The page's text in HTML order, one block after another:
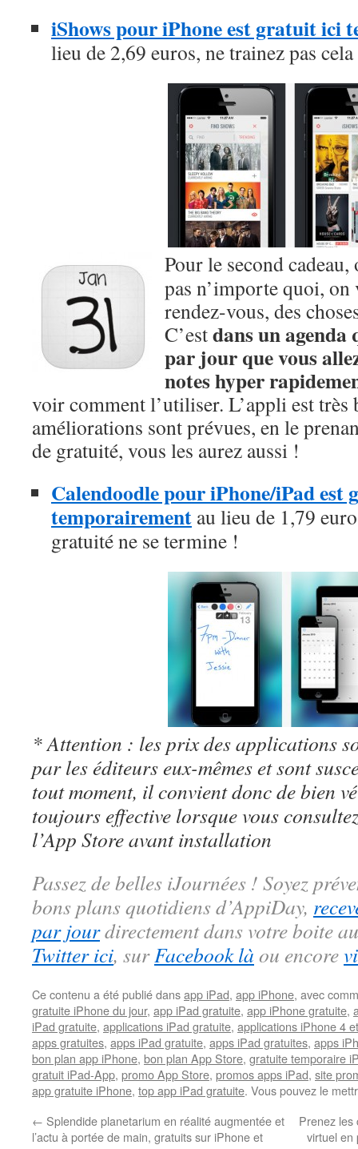
iShows pour iPhone est gratuit ici
lieu de 2,69 euros, ne trainez pas
Pour le second
pas n’importe quoi,
rendez-vous, des
C’estdans un agenda
par jour que vous
notes hyper
voir comment l’utiliser. L’appli est très
améliorations sont prévues, en le
de gratuité, vous les aurez aussi !
Calendoodle pour iPhone/iPad est
temporairement au lieu de 1,79
gratuité ne se termine !
* Attention : les prix des applications
par les éditeurs eux-mêmes et sont
tout moment, il convient donc de bien
toujours effective lorsque vous
l’App Store avant installation
Passez de belles iJournées ! Soyez
bons plans quotidiens d’AppiDay,
par jourdirectement dans votre boite
Twitter ici, surFacebook là ou encore
Ce contenu a été publié dansapp iPad, app iPhone, avec
gratuite iPhone du jour, app iPad gratuite, app iPhone gratuite,
iPad gratuite, applications iPad gratuite, applications iPhone 4
apps gratuites, apps iPad gratuite, apps iPad gratuites, apps
bon plan app iPhone, bon plan App Store, gratuite temporaire
gratuit iPad-App, promo App Store, promos apps iPad, site
app gratuite iPhone, top app iPad gratuite. Vous pouvez le
← Splendide planetarium en réalité augmentée et
l’actu à portée de main, gratuits sur iPhone et
Prenez les
virtuel en